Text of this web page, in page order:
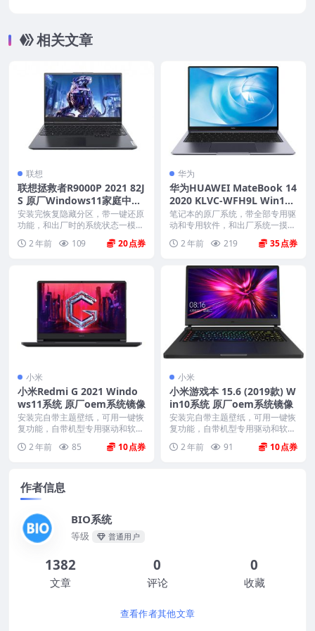
相关文章
联想
联想拯救者R9000P 2021 82J
S 原厂Windows11家庭中文
版恢复镜像 原厂oem系统
安装完恢复隐藏分区，带一键还原
功能，和出厂时的系统状态一模一
2 年前 109 20
华为
华为HUAWEI MateBook 14
2020 KLVC-WFH9L Win10
家庭中文版 原厂oem系统
笔记本的原厂系统，带全部专用驱
动和专用软件，和出厂系统一摸一
2 年前 219 35
小米
小米Redmi G 2021 Windo
ws11系统 原厂oem系统镜像
安装完自带主题壁纸，可用一键恢
复功能，自带机型专用驱动和软
件，将电脑恢复到出厂时...
2 年前 85 10
小米
小米游戏本 15.6 (2019款) W
in10系统 原厂oem系统镜像
安装完自带主题壁纸，可用一键恢
复功能，自带机型专用驱动和软
件，将电脑恢复到出厂时...
2 年前 91 10
作者信息
BIO系统
等级 普通用户
1382
文章
0
评论
0
收藏
查看作者其他文章